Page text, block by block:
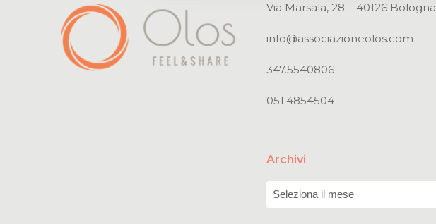
Via Marsala, 28 – 40126 Bologna
info@associazioneolos.com
347.5540806
051.4854504
Archivi
Archivi